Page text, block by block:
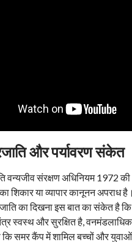
और पर्यावरण संकेत
वन्यजीव संरक्षण अधिनियम 1972
शिकार या व्यापार कानूनन अपराध
का दिखना इस बात का संकेत है कि
स्वस्थ और सुरक्षित है,
कि समर कैंप में शामिल बच्चों और